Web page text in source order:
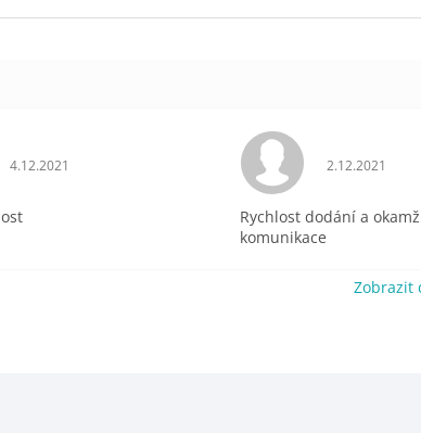
Hodnocení obchodu je 5 z 5 hvězdiček.
4.12.2021 Hodnocení
2.12.2021
Rychlost dodání a
komunikace
Zobrazit